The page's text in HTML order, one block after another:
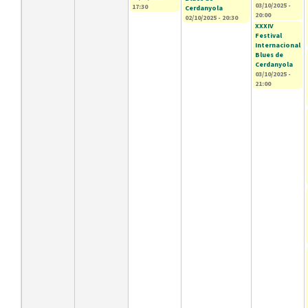
17:30
Cerdanyola
02/10/2025 - 20:30
03/10/2025 -
20:00
XXXIV
Festival
Internacional
Blues de
Cerdanyola
03/10/2025 -
21:00